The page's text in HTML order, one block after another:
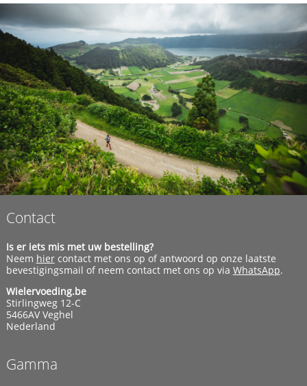
Contact
Is er iets mis met uw bestelling?
Neem hiercontact met ons op of antwoord op onze laatste
bevestigingsmail of neem contact met ons op via WhatsApp.
Wielervoeding.be
Stirlingweg 12-C
5466AV Veghel
Nederland
Gamma